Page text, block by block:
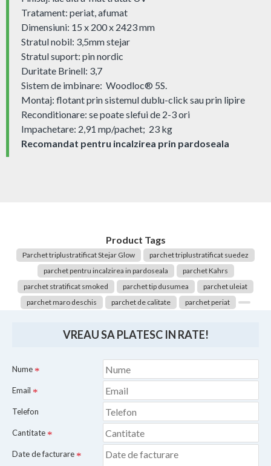
Tratament: periat, afumat
Dimensiuni: 15 x 200 x 2423 mm
Stratul nobil: 3,5mm stejar
Stratul suport: pin nordic
Duritate Brinell: 3,7
Sistem de imbinare: Woodloc® 5S.
Montaj: flotant prin sistemul dublu-click sau prin lipire
Reconditionare: se poate slefui de 2-3 ori
Impachetare: 2,91 mp/pachet; 23 kg
Recomandat pentru incalzirea prin pardoseala
Product Tags
Parchet triplustratificat Stejar Glow
parchet triplustratificat suedez
parchet pentru incalzirea in pardoseala
parchet Kahrs
parchet stratificat smoked
parchet tip dusumea
parchet uleiat
parchet maro deschis
parchet de calitate parchet periat
VREAU SA PLATESC IN RATE!
Nume
Email
Telefon
Cantitate
Date de facturare